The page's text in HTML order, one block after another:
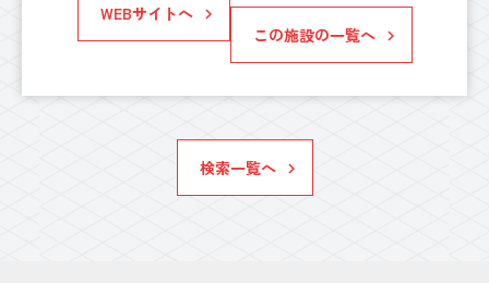
WEBサイトへ
この施設の一覧へ
検索一覧へ